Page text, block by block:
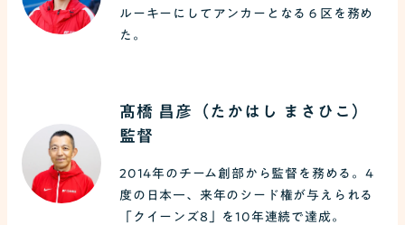
ルーキーにしてアンカーとなる６区を務め
た。
髙橋 昌彦（たかはし まさひこ）
監督
2014年のチーム創部から監督を務める。4
度の日本一、来年のシード権が与えられる
「クイーンズ8」を10年連続で達成。